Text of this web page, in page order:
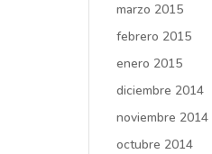
marzo 2015
febrero 2015
enero 2015
diciembre 2014
noviembre 2014
octubre 2014